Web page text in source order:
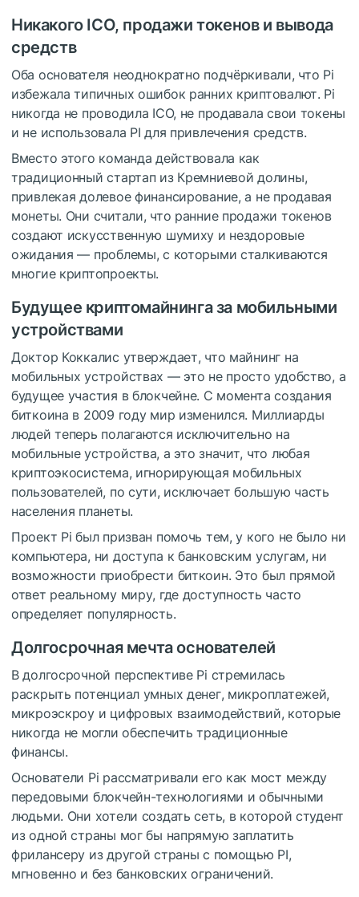
Никакого ICO, продажи токенов и вывода
средств
Оба основателя неоднократно подчёркивали, что Pi
избежала типичных ошибок ранних криптовалют. Pi
никогда не проводила ICO, не продавала свои токены
и не использовала PI для привлечения средств.
Вместо этого команда действовала как
традиционный стартап из Кремниевой долины,
привлекая долевое финансирование, а не продавая
монеты. Они считали, что ранние продажи токенов
создают искусственную шумиху и нездоровые
ожидания — проблемы, с которыми сталкиваются
многие криптопроекты.
Будущее криптомайнинга за мобильными
устройствами
Доктор Коккалис утверждает, что майнинг на
мобильных устройствах — это не просто удобство, а
будущее участия в блокчейне. С момента создания
биткоина в 2009 году мир изменился. Миллиарды
людей теперь полагаются исключительно на
мобильные устройства, а это значит, что любая
криптоэкосистема, игнорирующая мобильных
пользователей, по сути, исключает большую часть
населения планеты.
Проект Pi был призван помочь тем, у кого не было ни
компьютера, ни доступа к банковским услугам, ни
возможности приобрести биткоин. Это был прямой
ответ реальному миру, где доступность часто
определяет популярность.
Долгосрочная мечта основателей
В долгосрочной перспективе Pi стремилась
раскрыть потенциал умных денег, микроплатежей,
микроэскроу и цифровых взаимодействий, которые
никогда не могли обеспечить традиционные
финансы.
Основатели Pi рассматривали его как мост между
передовыми блокчейн-технологиями и обычными
людьми. Они хотели создать сеть, в которой студент
из одной страны мог бы напрямую заплатить
фрилансеру из другой страны с помощью PI,
мгновенно и без банковских ограничений.